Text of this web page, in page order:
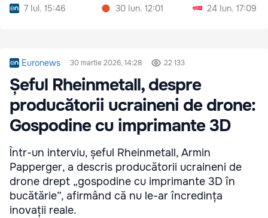
7 Iul. 15:46
30 Iun. 12:01
24 Iun. 17:09
Euronews 30 martie 2026, 14:28 22 133
Șeful Rheinmetall, despre
producătorii ucraineni de drone:
Gospodine cu imprimante 3D
Într-un interviu, șeful Rheinmetall, Armin
Papperger, a descris producătorii ucraineni de
drone drept „gospodine cu imprimante 3D în
bucătărie”, afirmând că nu le-ar încredința
inovații reale.